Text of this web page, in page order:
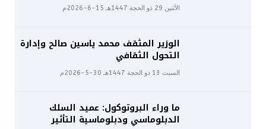
الأثنين 29 ذو الحجة 1447هـ 15-6-2026م
الوزير المثقف محمد ياسين صالح وإدارة
التحول الثقافي
السبت 13 ذو الحجة 1447هـ 30-5-2026م
ما وراء البروتوكول: عميد السلك
الدبلوماسي ودبلوماسية التأثير